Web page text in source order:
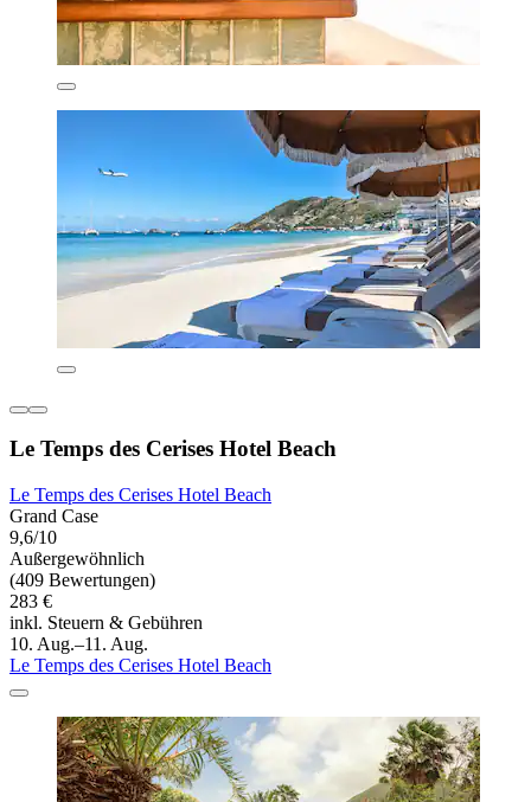
Le Temps des Cerises Hotel Beach
Le Temps des Cerises Hotel Beach
Grand Case
9,6/10
Außergewöhnlich
(409 Bewertungen)
283 €
inkl. Steuern & Gebühren
10. Aug.–11. Aug.
Le Temps des Cerises Hotel Beach